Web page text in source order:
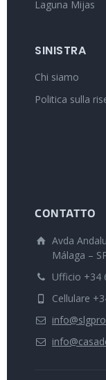
Laguna Mijas
SINISTRA
Chi siamo
Politica sulla
CONTATTO
Avda
Málaga –
Ufficio +34
Cellulare